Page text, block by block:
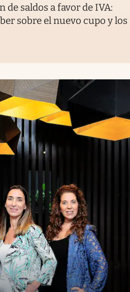
de saldos a favor de IVA:
sobre el nuevo cupo y los